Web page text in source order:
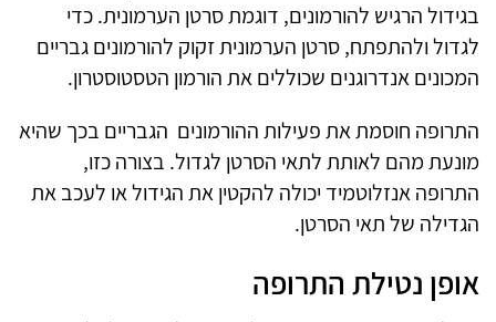
בגידול הרגיש להורמונים, דוגמת סרטן הערמונית. כדי
לגדול ולהתפתח, סרטן הערמונית זקוק להורמונים גבריים
המכונים אנדרוגנים שכוללים את הורמון הטסטוסטרון.
התרופה חוסמת את פעילות ההורמונים הגבריים בכך שהיא
מונעת מהם לאותת לתאי הסרטן לגדול. בצורה כזו,
התרופה אנזלוטמיד יכולה להקטין את הגידול או לעכב את
הגדילה של תאי הסרטן.
אופן נטילת התרופה